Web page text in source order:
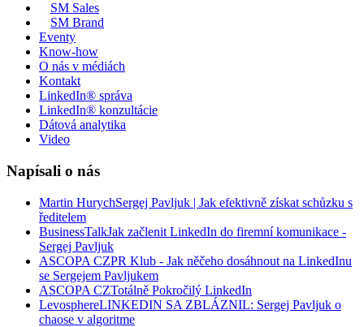
SM Sales
SM Brand
Eventy
Know-how
O nás v médiách
Kontakt
LinkedIn® správa
LinkedIn® konzultácie
Dátová analytika
Video
Napísali o nás
Martin HurychSergej Pavljuk | Jak efektivně získat schůzku s
ředitelem
BusinessTalkJak začlenit LinkedIn do firemní komunikace -
Sergej Pavljuk
ASCOPA CZPR Klub - Jak něčeho dosáhnout na LinkedInu
se Sergejem Pavljukem
ASCOPA CZTotálně Pokročilý LinkedIn
LevosphereLINKEDIN SA ZBLÁZNIL: Sergej Pavljuk o
chaose v algoritme